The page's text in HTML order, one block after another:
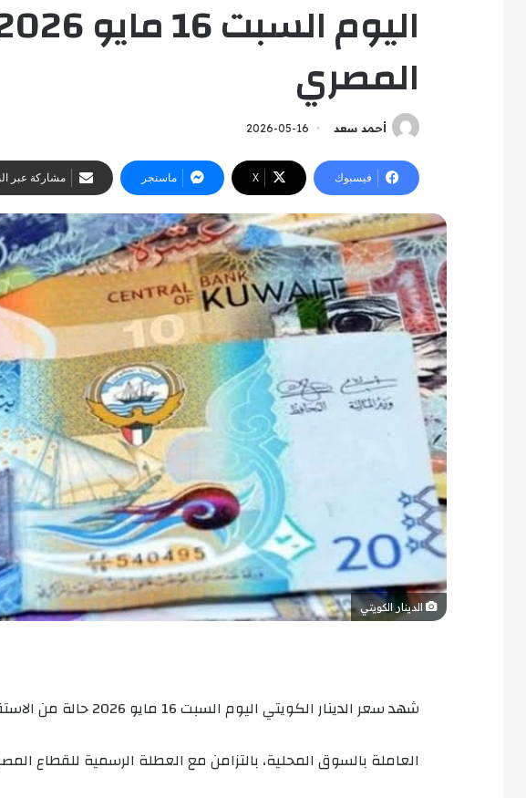
المصري
أحمد سعد 2026-05-16
فيسبوك ‫X ماسنجر مشاركة عبر
الدينار الكويتي
شهد سعر الدينار الكويتي
العاملة بالسوق المحلية، بالتزامن مع العطلة الرسمية للقطاع